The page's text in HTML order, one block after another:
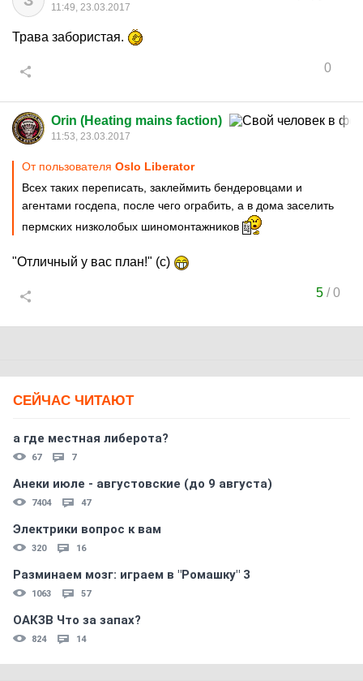
11:49, 23.03.2017
Трава забористая.
0
Orin (Heating mains faction)
11:53, 23.03.2017
От пользователя Oslo Liberator
Всех таких переписать, заклеймить бендеровцами и
агентами госдепа, после чего ограбить, а в дома заселить
пермских низколобых шиномонтажников
"Отличный у вас план!" (с)
5/0
СЕЙЧАС ЧИТАЮТ
а где местная либерота?
67 7
Анеки июле - августовские (до 9 августа)
7404 47
Электрики вопрос к вам
320 16
Разминаем мозг: играем в "Ромашку" 3
1063 57
ОАКЗВ Что за запах?
824 14